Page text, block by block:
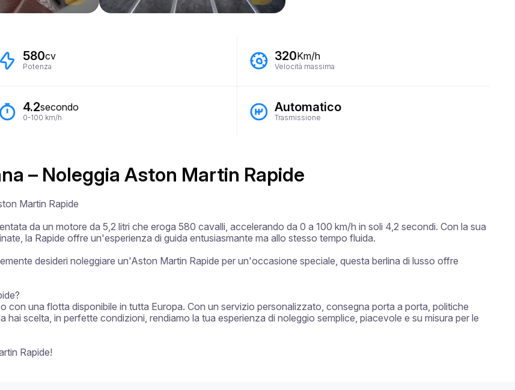
580cv
Potenza
320Km/h
Velocità massima
4.2secondo
0-100 km/h
Automatico
Trasmissione
– Noleggia Aston Martin Rapide
Martin Rapide
da un motore da 5,2 litri che eroga 580 cavalli, accelerando da 0 a 100 km/h in soli 4,2 secondi. Con la sua
la Rapide offre un'esperienza di guida entusiasmante ma allo stesso tempo fluida.
desideri noleggiare un'Aston Martin Rapide per un'occasione speciale, questa berlina di lusso offre
con una flotta disponibile in tutta Europa. Con un servizio personalizzato, consegna porta a porta, politiche
scelta, in perfette condizioni, rendiamo la tua esperienza di noleggio semplice, piacevole e su misura per le
Rapide!